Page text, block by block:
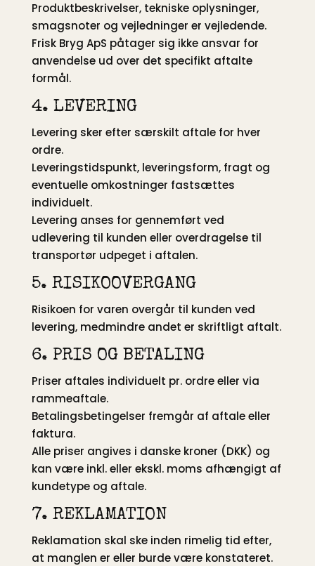
Produktbeskrivelser, tekniske oplysninger,
smagsnoter og vejledninger er vejledende.
Frisk Bryg ApS påtager sig ikke ansvar for
anvendelse ud over det specifikt aftalte
formål.
4. LEVERING
Levering sker efter særskilt aftale for hver
ordre.
Leveringstidspunkt, leveringsform, fragt og
eventuelle omkostninger fastsættes
individuelt.
Levering anses for gennemført ved
udlevering til kunden eller overdragelse til
transportør udpeget i aftalen.
5. RISIKOOVERGANG
Risikoen for varen overgår til kunden ved
levering, medmindre andet er skriftligt aftalt.
6. PRIS OG BETALING
Priser aftales individuelt pr. ordre eller via
rammeaftale.
Betalingsbetingelser fremgår af aftale eller
faktura.
Alle priser angives i danske kroner (DKK) og
kan være inkl. eller ekskl. moms afhængigt af
kundetype og aftale.
7. REKLAMATION
Reklamation skal ske inden rimelig tid efter,
at manglen er eller burde være konstateret.